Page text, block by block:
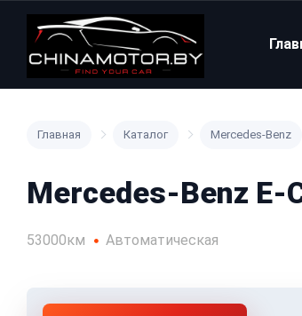
Главная Каталог Mercedes-Benz
Mercedes-Benz E-
53000км Автоматическая